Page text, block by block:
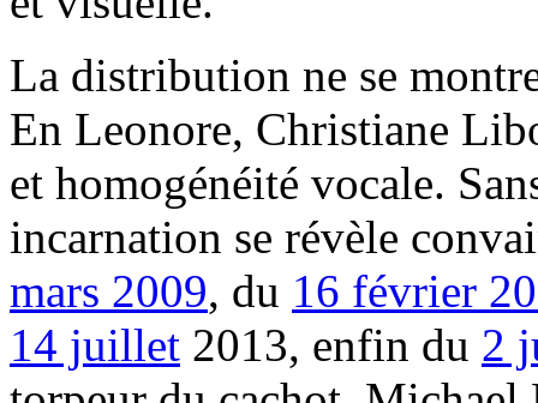
La distribution ne se
En Leonore, Christiane
et homogénéité vocale.
incarnation se révèle
mars 2009, du 16 février
14 juillet 2013, enfin du 2